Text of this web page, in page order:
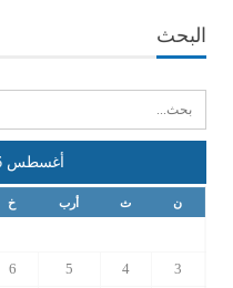
البحث
أغسطس 2026
ن ث أرب خ
3
4
5
6